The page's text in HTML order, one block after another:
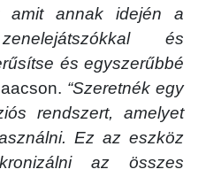
amit annak idején a
és
és egyszerűbbé
“Szeretnék egy
rendszert, amelyet
Ez az eszköz
az összes